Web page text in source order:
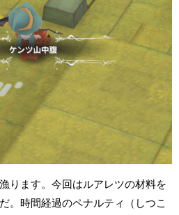
ります。今回はルアレツの材料を
。時間経過のペナルティ（しつこ